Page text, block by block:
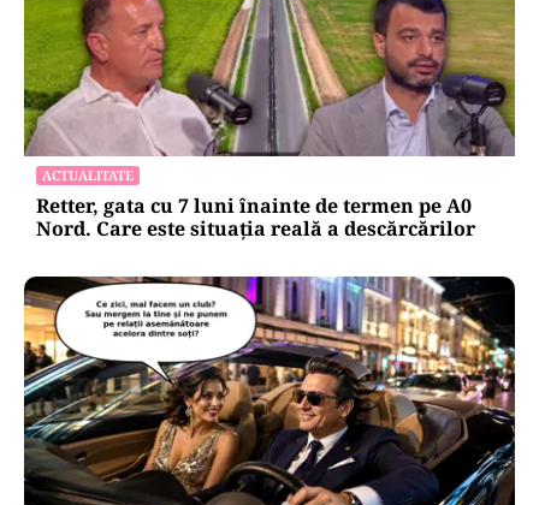
ACTUALITATE
Retter, gata cu 7 luni înainte de termen pe A0
Nord. Care este situația reală a descărcărilor